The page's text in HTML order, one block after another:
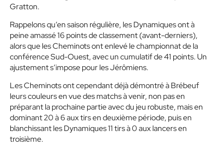
Gratton.
Rappelons qu’en saison régulière, les Dynamiques ont à
peine amassé 16 points de classement (avant-derniers),
alors que les Cheminots ont enlevé le championnat de la
conférence Sud-Ouest, avec un cumulatif de 41 points. Un
ajustement s’impose pour les Jérômiens.
Les Cheminots ont cependant déjà démontré à Brébeuf
leurs couleurs en vue des matchs à venir, non pas en
préparant la prochaine partie avec du jeu robuste, mais en
dominant 20 à 6 aux tirs en deuxième période, puis en
blanchissant les Dynamiques 11 tirs à 0 aux lancers en
troisième.